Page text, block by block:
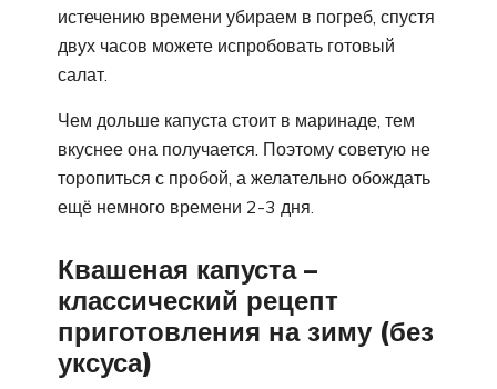
истечению времени убираем в погреб, спустя
двух часов можете испробовать готовый
салат.
Чем дольше капуста стоит в маринаде, тем
вкуснее она получается. Поэтому советую не
торопиться с пробой, а желательно обождать
ещё немного времени 2-3 дня.
Квашеная капуста –
классический рецепт
приготовления на зиму (без
уксуса)